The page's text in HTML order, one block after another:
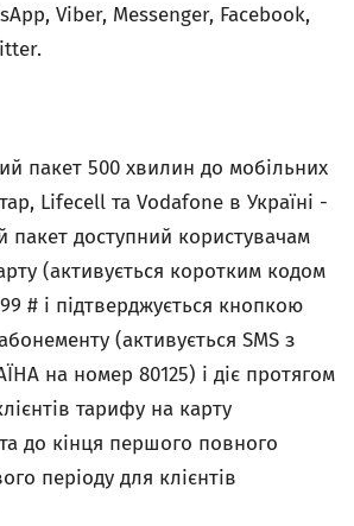
Viber, Messenger, Facebook,
пакет 500 хвилин до мобільних
Lifecell та Vodafone в Україні -
пакет доступний користувачам
(активується коротким кодом
# і підтверджується кнопкою
(активується SMS з
на номер 80125) і діє протягом
тарифу на карту
до кінця першого повного
періоду для клієнтів